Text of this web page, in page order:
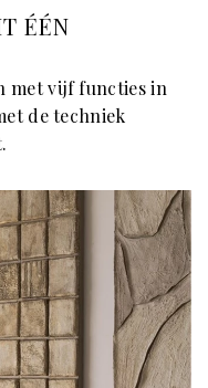
ÉÉN
met vijf functies in
de techniek